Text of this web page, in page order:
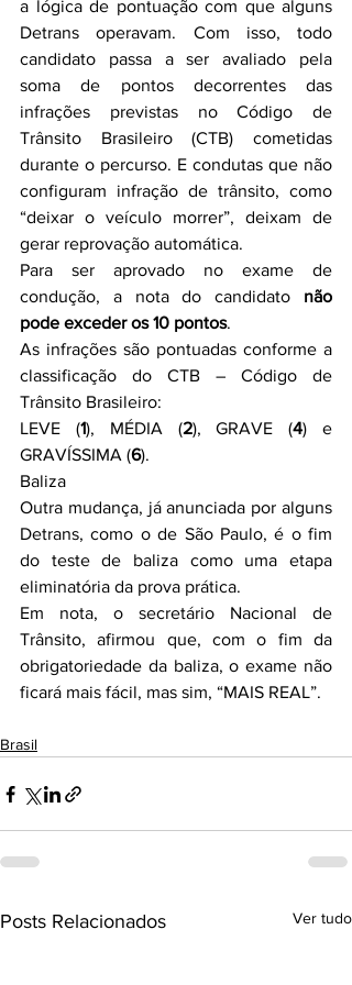
a lógica de pontuação com que alguns
Detrans operavam. Com isso, todo
candidato passa a ser avaliado pela
soma de pontos decorrentes das
infrações previstas no Código de
Trânsito Brasileiro (CTB) cometidas
durante o percurso. E condutas que não
configuram infração de trânsito, como
“deixar o veículo morrer”, deixam de
gerar reprovação automática.
Para ser aprovado no exame de
condução, a nota do candidato não
pode exceder os 10 pontos.
As infrações são pontuadas conforme a
classificação do CTB – Código de
Trânsito Brasileiro:
LEVE (1), MÉDIA (2), GRAVE (4) e
GRAVÍSSIMA (6).
Baliza
Outra mudança, já anunciada por alguns
Detrans, como o de São Paulo, é o fim
do teste de baliza como uma etapa
eliminatória da prova prática.
Em nota, o secretário Nacional de
Trânsito, afirmou que, com o fim da
obrigatoriedade da baliza, o exame não
ficará mais fácil, mas sim, “MAIS REAL”.
Brasil
Posts Relacionados Ver tudo